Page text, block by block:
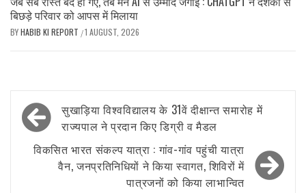
बिछड़े परिवार को आपस में मिलाया
BYHABIB KI REPORT /1 AUGUST, 2026
Post
navigation
सुखाड़िया विश्वविद्यालय के 31वें दीक्षान्त समारोह में
राज्यपाल ने प्रदान किए डिग्री व मैडल
विकसित भारत संकल्प यात्रा : गांव-गांव पहुंची यात्रा
वैन, जनप्रतिनिधियों ने किया स्वागत, शिविरों में
पात्रजनों को किया लाभान्वित